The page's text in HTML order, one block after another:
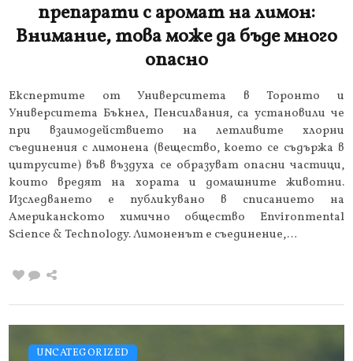
препарати с аромат на лимон:
Внимание, това може да бъде много
опасно
Експертите от Университета в Торонто и
Университета Бъкнел, Пенсилвания, са установили че
при взаимодействието на летливите хлорни
съединения с лимонена (вещество, което се съдържа в
цитрусите) във въздуха се образуват опасни частици,
които вредят на хората и домашните животни.
Изследването е публикувано в списанието на
Американското химично общество Environmental
Science & Technology. Лимоненът е съединение,…
UNCATEGORIZED